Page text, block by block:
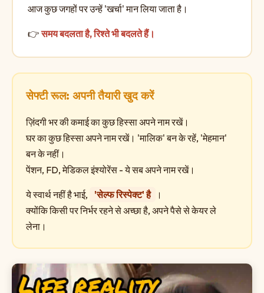
आज कुछ जगहों पर उन्हें 'खर्चा' मान लिया जाता है।
👉समय बदलता है, रिश्ते भी बदलते हैं।
सेफ्टी रूल: अपनी तैयारी खुद करें
ज़िंदगी भर की कमाई का कुछ हिस्सा अपने नाम रखें।
घर का कुछ हिस्सा अपने नाम रखें। 'मालिक' बन के रहें, 'मेहमान'
बन के नहीं।
पेंशन, FD, मेडिकल इंश्योरेंस - ये सब अपने नाम रखें।
ये स्वार्थ नहीं है भाई, 'सेल्फ रिस्पेक्ट' है
।
क्योंकि किसी पर निर्भर रहने से अच्छा है, अपने पैसे से केयर ले
लेना।